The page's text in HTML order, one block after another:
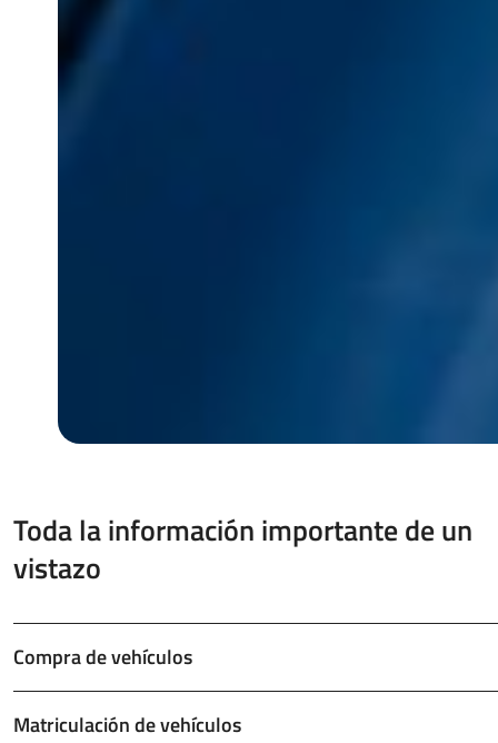
Toda la información importante de un
vistazo
Compra de vehículos
Matriculación de vehículos